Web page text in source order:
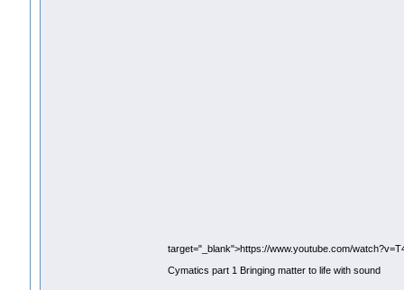
target="_blank">https://www.youtube.com/
Cymatics part 1 Bringing matter to life with sound